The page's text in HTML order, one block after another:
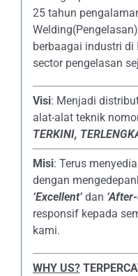
25 tahun
berbaagai industri
sector pengelasan
Visi: Menjadi
alat-alat teknik
TERKINI,
Misi: Terus
dengan
‘Excellent’dan
responsif kepada
kami.
WHY US?